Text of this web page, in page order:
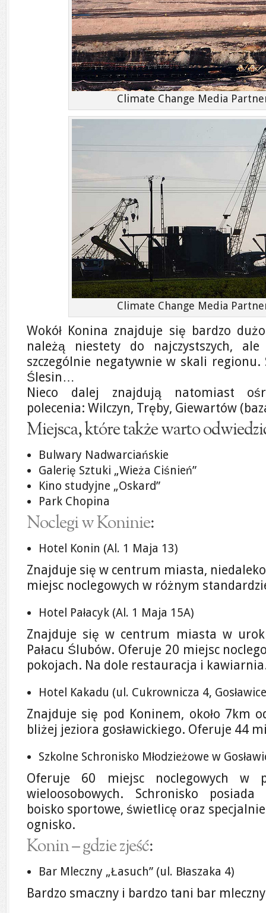
Climate Change Media
Climate Change Media
Wokół Konina znajduje się bardzo
należą niestety do najczystszych,
szczególnie negatywnie w skali regionu.
Ślesin…
Nieco dalej znajdują natomiast
polecenia: Wilczyn, Tręby, Giewartów
Miejsca, które także warto
Bulwary Nadwarciańskie
Galerię Sztuki „Wieża Ciśnień”
Kino studyjne „Oskard”
Park Chopina
Noclegi w Koninie:
Hotel Konin (Al. 1 Maja 13)
Znajduje się w centrum miasta,
miejsc noclegowych w różnym
Hotel Pałacyk (Al. 1 Maja 15A)
Znajduje się w centrum miasta w
Pałacu Ślubów. Oferuje 20 miejsc
pokojach. Na dole restauracja i
Hotel Kakadu (ul. Cukrownicza 4,
Znajduje się pod Koninem, około 7km
bliżej jeziora gosławickiego. Oferuje 44
Szkolne Schronisko Młodzieżowe w
Oferuje 60 miejsc noclegowych w
wieloosobowych. Schronisko posiada
boisko sportowe, świetlicę oraz
ognisko.
Konin – gdzie zjeść:
Bar Mleczny „Łasuch” (ul. Błaszaka 4)
Bardzo smaczny i bardzo tani bar